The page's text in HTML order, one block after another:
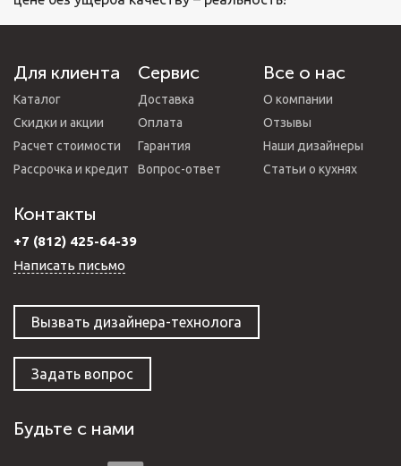
Для клиента
Каталог
Скидки и акции
Расчет стоимости
Рассрочка и кредит
Сервис
Доставка
Оплата
Гарантия
Вопрос-ответ
Все о нас
О компании
Отзывы
Наши дизайнеры
Статьи о кухнях
Контакты
+7 (812) 425-64-39
Написать письмо
Вызвать дизайнера-технолога
Задать вопрос
Будьте с нами